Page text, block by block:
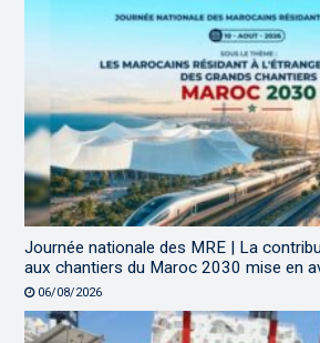
Journée nationale des MRE | La
aux chantiers du Maroc 2030 mise en
06/08/2026